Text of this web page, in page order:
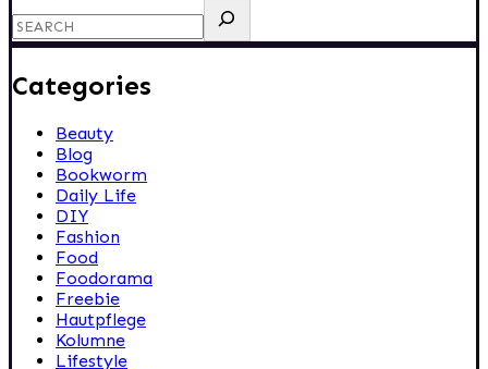
Categories
Beauty
Blog
Bookworm
Daily Life
DIY
Fashion
Food
Foodorama
Freebie
Hautpflege
Kolumne
Lifestyle